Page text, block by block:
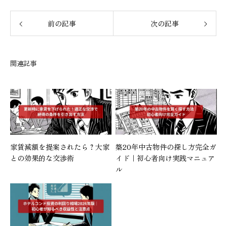
前の記事 次の記事
関連記事
家賃減額を提案されたら？大家
との効果的な交渉術
築20年中古物件の探し方完全ガ
イド｜初心者向け実践マニュア
ル